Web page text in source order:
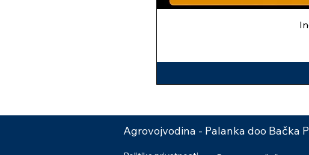
Agrovojvodina - Palanka doo Bačka